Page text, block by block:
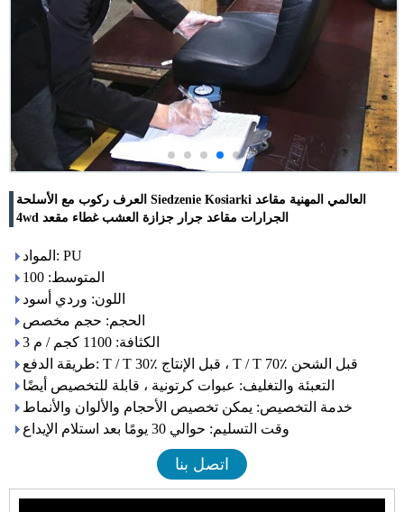
العرف ركوب مع الأسلحة Siedzenie Kosiarki العالمي المهنية مقاعد
4wd الجرارات مقاعد جرار جزازة العشب غطاء مقعد
المواد: PU
المتوسط: 100
اللون: وردي أسود
الحجم: حجم مخصص
الكثافة: 1100 كجم / م 3
طريقة الدفع: T / T 30٪ قبل الإنتاج ، T / T 70٪ قبل الشحن
التعبئة والتغليف: عبوات كرتونية ، قابلة للتخصيص أيضًا
خدمة التخصيص: يمكن تخصيص الأحجام والألوان والأنماط
وقت التسليم: حوالي 30 يومًا بعد استلام الإيداع
اتصل بنا